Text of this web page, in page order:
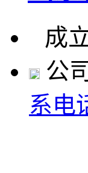
成
公
系电